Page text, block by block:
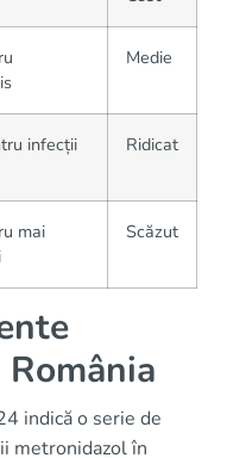
Medie
infecții
Ridicat
mai
Scăzut
indică o serie de
metronidazol în